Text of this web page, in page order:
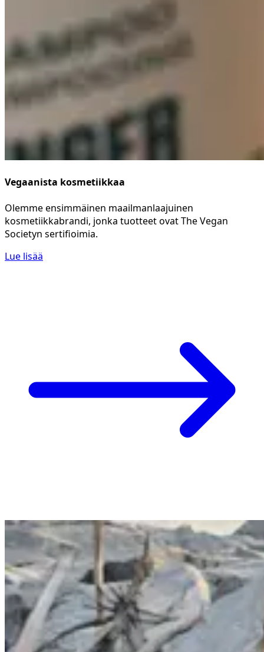
Vegaanista kosmetiikkaa
Olemme ensimmäinen maailmanlaajuinen
kosmetiikkabrandi, jonka tuotteet ovat The Vegan
Societyn sertifioimia.
Lue lisää